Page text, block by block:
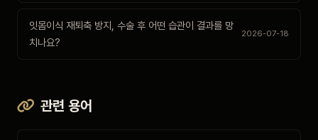
잇몸이식 재퇴축 방지, 수술 후 어떤 습관이 결과를 망
치나요?
2026-07-18
관련 용어